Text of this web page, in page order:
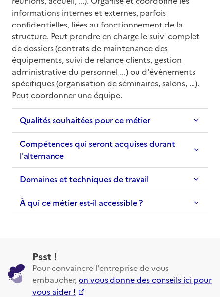
informations internes et externes, parfois
confidentielles, liées au fonctionnement de la
structure. Peut prendre en charge le suivi complet
de dossiers (contrats de maintenance des
équipements, suivi de relance clients, gestion
administrative du personnel ...) ou d'évènements
spécifiques (organisation de séminaires, salons, ...).
Peut coordonner une équipe.
Qualités souhaitées pour ce métier
Compétences qui seront acquises durant
l'alternance
Domaines et techniques de travail
À qui ce métier est-il accessible ?
Psst !
Pour convaincre l'entreprise de vous
embaucher,on vous donne des conseils ici pour
vous aider !